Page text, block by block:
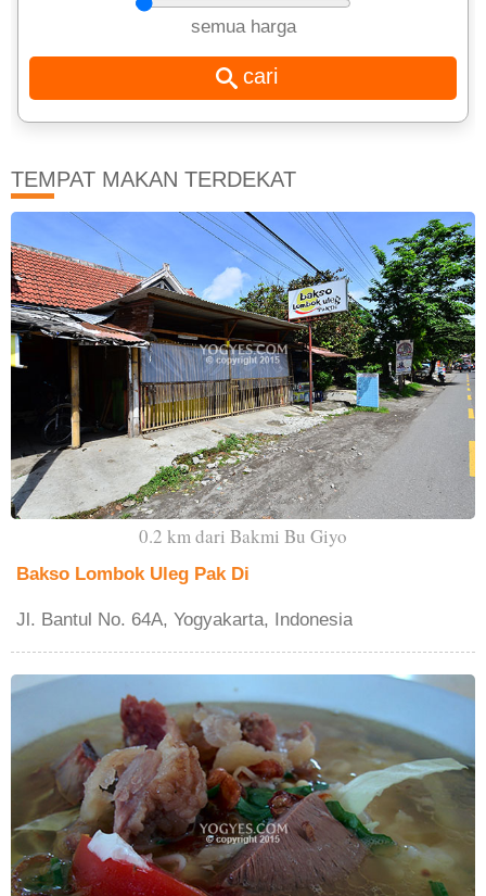
semua harga
TEMPAT MAKAN TERDEKAT
0.2 km dari Bakmi Bu Giyo
Bakso Lombok Uleg Pak Di
Jl. Bantul No. 64A, Yogyakarta, Indonesia